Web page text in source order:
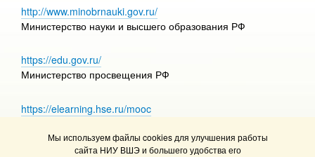
Мы используем файлы cookies для улучшения работы
сайта НИУ ВШЭ и большего удобства его
http://www.minobrnauki.gov.ru/
Министерство науки и высшего образования РФ
https://edu.gov.ru/
Министерство просвещения РФ
https://elearning.hse.ru/mooc